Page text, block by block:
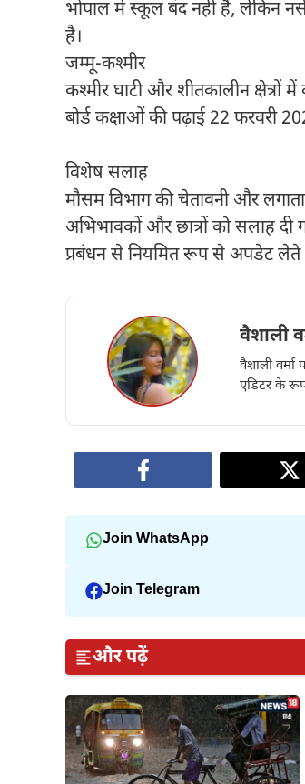
भोपाल में स्कूल बंद नहीं हैं, लेकिन
है।
जम्मू-कश्मीर
कश्मीर घाटी और शीतकालीन
बोर्ड कक्षाओं की पढ़ाई 22 फरवरी
विशेष सलाह
मौसम विभाग की चेतावनी और
अभिभावकों और छात्रों को सलाह
प्रबंधन से नियमित रूप से अपडेट लेते
वैशाली
वैशाली
एडिटर के रूप
Join WhatsApp
Join Telegram
और पढ़ें